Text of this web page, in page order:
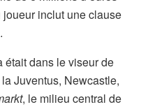
inclut une clause
était dans le viseur de
Juventus, Newcastle,
, le milieu central de